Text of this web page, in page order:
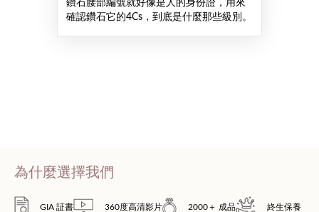
鑽石腰部編號就好像是人的身份證，用來
確認鑽石它的4Cs，到底是什麼那些級別。
為什麼選擇我們
GIA 証書 360度高清影片 2000＋ 成品 終生保養